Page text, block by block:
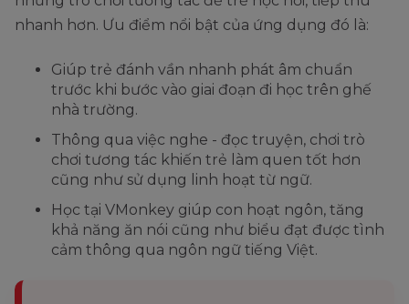
nhanh hơn. Ưu điểm nổi bật của ứng dụng đó là:
Giúp trẻ đánh vần nhanh phát âm chuẩn
trước khi bước vào giai đoạn đi học trên ghế
nhà trường.
Thông qua việc nghe - đọc truyện, chơi trò
chơi tương tác khiến trẻ làm quen tốt hơn
cũng như sử dụng linh hoạt từ ngữ.
Học tại VMonkey giúp con hoạt ngôn, tăng
khả năng ăn nói cũng như biểu đạt được tình
cảm thông qua ngôn ngữ tiếng Việt.